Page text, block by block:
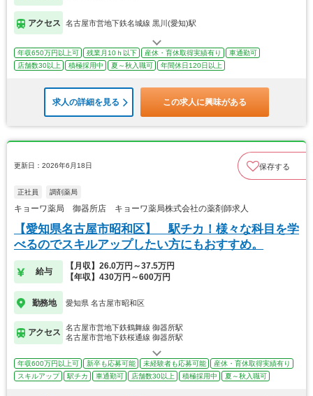
アクセス 名古屋市営地下鉄名城線 黒川(愛知)駅
年収650万円以上可 残業月10ｈ以下 産休・育休取得実績有り
車通勤可
店舗数30以上
積極採用中 夏～秋入職可 年間休日120日以上
求人の詳細を見る この求人に興味がある
更新日：2026年6月18日 保存する
正社員 調剤薬局
キョーワ薬局 御器所店 キョーワ薬局株式会社の薬剤師求人
【愛知県名古屋市昭和区】 駅チカ！様々な科目を学
べるのでスキルアップしたい方にもおすすめ。
給与
【月収】26.0万円～37.5万円
【年収】430万円～600万円
勤務地 愛知県 名古屋市昭和区
アクセス
名古屋市営地下鉄鶴舞線 御器所駅
名古屋市営地下鉄桜通線 御器所駅
年収600万円以上可 新卒も応募可能 未経験者も応募可能
産休・育休取得実績有り
スキルアップ
駅チカ 車通勤可 店舗数30以上 積極採用中 夏～秋入職可